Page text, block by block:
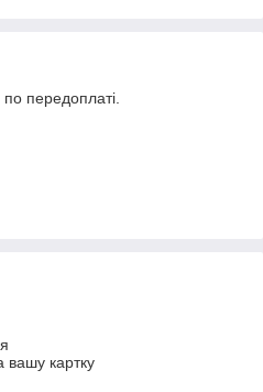
по передоплаті.
вашу картку